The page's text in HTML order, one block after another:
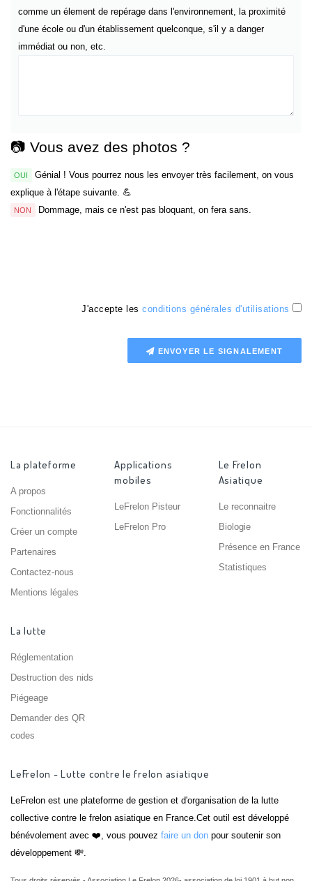
comme un élement de repérage dans l'environnement, la proximité
d'une école ou d'un établissement quelconque, s'il y a danger
immédiat ou non, etc.
📷 Vous avez des photos ?
OUI
Génial ! Vous pourrez nous les envoyer très facilement, on vous
explique à l'étape suivante. 💪
NON Dommage, mais ce n'est pas bloquant, on fera sans.
J'accepte les conditions générales d'utilisations
ENVOYER LE SIGNALEMENT
La plateforme
A propos
Fonctionnalités
Créer un compte
Partenaires
Contactez-nous
Mentions légales
Applications
mobiles
LeFrelon Pisteur
LeFrelon Pro
Le Frelon
Asiatique
Le reconnaitre
Biologie
Présence en France
Statistiques
La lutte
Réglementation
Destruction des nids
Piégeage
Demander des QR
codes
LeFrelon - Lutte contre le frelon asiatique
LeFrelon est une plateforme de gestion et d'organisation de la lutte
collective contre le frelon asiatique en France.Cet outil est développé
bénévolement avec ❤️, vous pouvez faire un don pour soutenir son
développement 💸.